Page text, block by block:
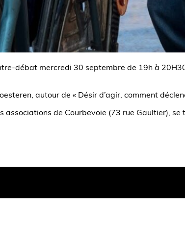
débat mercredi 30 septembre de 19h à
autour de « Désir d’agir, comment
associations de Courbevoie (73 rue Gaultier),